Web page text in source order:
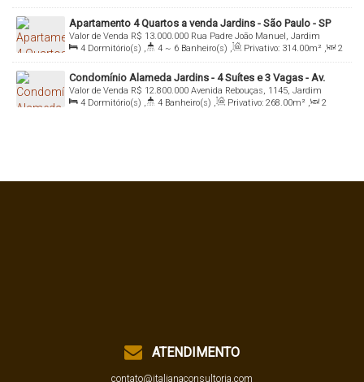
Sala(s) , 3 Suíte(s) , Total: 339.00m² , 4 Vaga(s) ,
Útil:
339.00m² , Terreno: 1000.00m²
Apartamento 4 Quartos a venda Jardins - São Paulo - SP
R$ 13.000.000
Valor de Venda
Rua Padre João Manuel, Jardim
Paulista, 01411-000, Jardins, São Paulo, São Paulo, Brasil
4 Dormitório(s) , 4 ~ 6 Banheiro(s) , Privativo: 314.00m² ,
2
~ 3 Sala(s) , 4 Suíte(s) , Total: 314.00m² , 4 Vaga(s) ,
Útil:
314.00m² , Terreno: 3275.00m²
Condomínio Alameda Jardins - 4 Suítes e 3 Vagas - Av.
Rebouças, 1145 - São Paulo
R$ 12.800.000
Valor de Venda
Avenida Rebouças, 1145, Jardim
América, 05402-500, Jardins, São Paulo, São Paulo, Brasil
4 Dormitório(s) , 4 Banheiro(s) , Privativo: 268.00m² ,
2
ATENDIMENTO
contato@italianaconsultoria.com